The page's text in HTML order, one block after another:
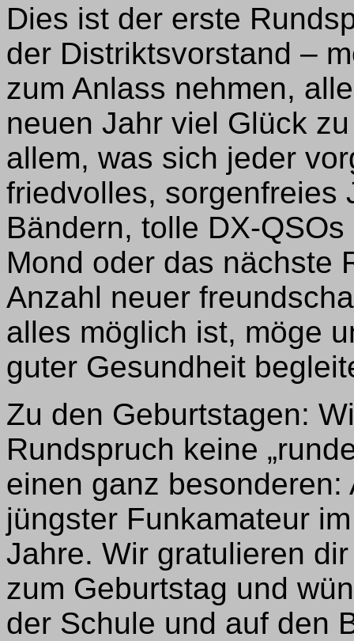
Dies ist der erste
der Distriktsvorstand –
zum Anlass nehmen,
neuen Jahr viel Glück
allem, was sich jeder
friedvolles, sorgenfreies
Bändern, tolle DX-
Mond oder das nächste
Anzahl neuer
alles möglich ist, möge
guter Gesundheit
Zu den Geburtstagen:
Rundspruch keine
einen ganz
jüngster Funkamateur
Jahre. Wir gratulieren
zum Geburtstag und
der Schule und auf den